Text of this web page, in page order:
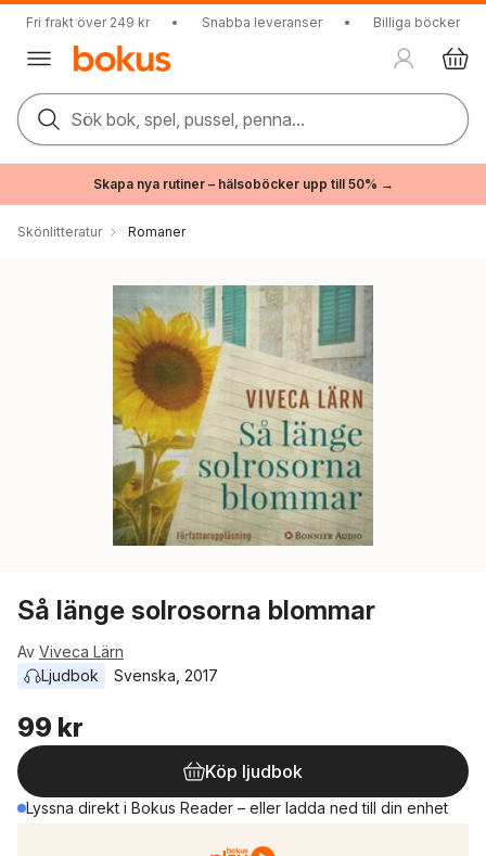
Fri frakt över 249 kr • Snabba leveranser • Billiga böcker
Sök bok, spel, pussel, penna...
Skapa nya rutiner – hälsoböcker upp till 50% →
Skönlitteratur Romaner
Så länge solrosorna blommar
Av Viveca Lärn
Ljudbok
Svenska 2017
99 kr
Köp ljudbok
Lyssna direkt i Bokus Reader – eller ladda ned till din enhet